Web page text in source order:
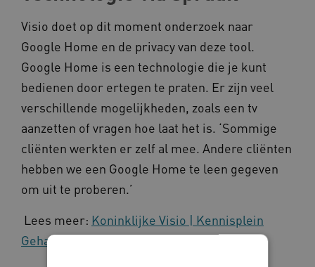
Visio doet op dit moment onderzoek naar
Google Home en de privacy van deze tool.
Google Home is een technologie die je kunt
bedienen door ertegen te praten. Er zijn veel
verschillende mogelijkheden, zoals een tv
aanzetten of vragen hoe laat het is. ‘Sommige
cliënten werkten er zelf al mee. Andere cliënten
hebben we een Google Home te leen gegeven
om uit te proberen.’
Lees meer: Koninklijke Visio | Kennisplein
Gehandicaptensector